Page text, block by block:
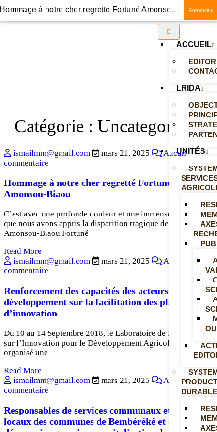
Annonces
Hommage à notre cher regretté Fortuné Amonsou-Biaou
Conférence-débat sur l’agroécologie, une innovation agro-environnementale au Bénin
Création de nouvelles agences de développement agricole au Bénin
ACCUEIL
LRIDA
UNITÉS
Catégorie : Uncategorized
ismailmm@gmail.com mars 21, 2025
Aucun
commentaire
Hommage à notre cher regretté Fortuné
Amonsou-Biaou
C’est avec une profonde douleur et une immense tristesse
que nous avons appris la disparition tragique de Monsieur
Amonsou-Biaou Fortuné
Read More
ismailmm@gmail.com
mars 21, 2025
Aucun
commentaire
Renforcement des capacités des acteurs du
développement sur la facilitation des plateformes
d’innovation
Du 10 au 14 Septembre 2018, le Laboratoire de Recherche
sur l’Innovation pour le Développement Agricole (LRIDA) a
organisé une
Read More
ismailmm@gmail.com
mars 21, 2025
Aucun
commentaire
Responsables de services communaux et élus
locaux des communes de Bembéréké et de Sinendé